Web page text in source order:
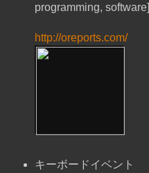
programming, software]
http://oreports.com/
キーボードイベント